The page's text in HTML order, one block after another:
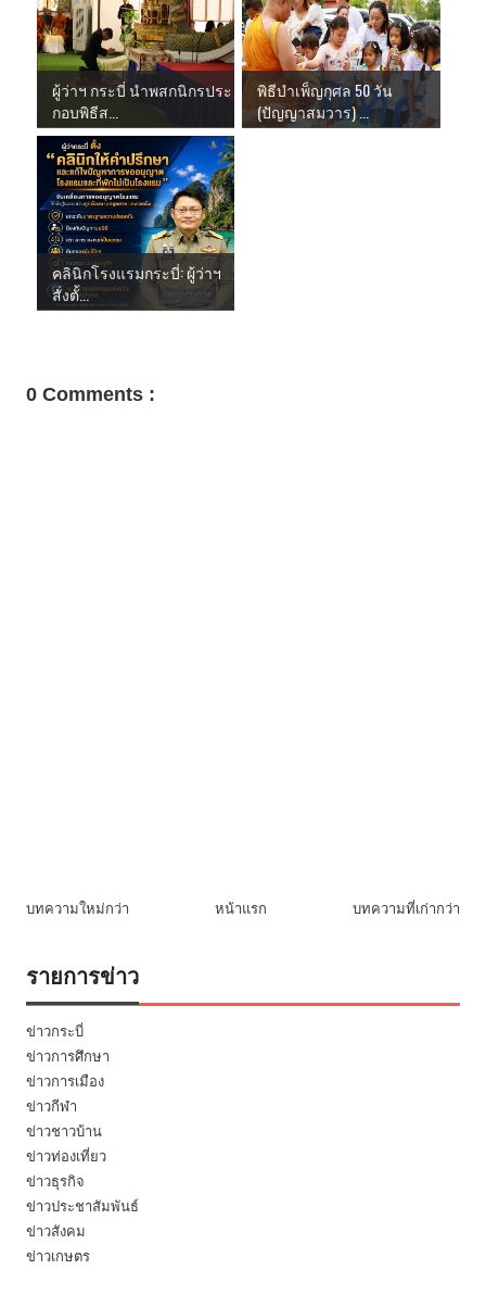
ผู้ว่าฯ กระบี่ นำพสกนิกรประ
กอบพิธีส...
พิธีบำเพ็ญกุศล 50 วัน
(ปัญญาสมวาร) ...
คลินิกโรงแรมกระบี่: ผู้ว่าฯ
สั่งตั้...
0 Comments :
บทความใหม่กว่า บทความที่เก่ากว่า
หน้าแรก
รายการข่าว
ข่าวกระบี่
ข่าวการศึกษา
ข่าวการเมือง
ข่าวกีฬา
ข่าวชาวบ้าน
ข่าวท่องเที่ยว
ข่าวธุรกิจ
ข่าวประชาสัมพันธ์
ข่าวสังคม
ข่าวเกษตร